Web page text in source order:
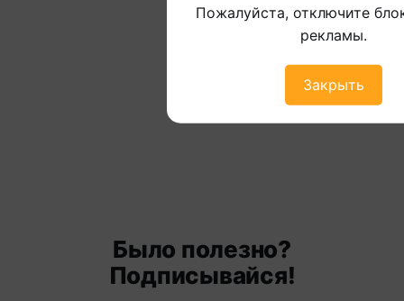
Пожалуйста, отключите
рекламы.
Закрыть
Было полезно?
Подписывайся!